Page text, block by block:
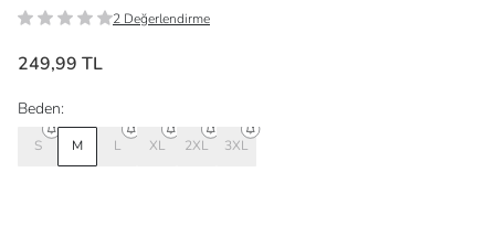
2 Değerlendirme
249,99 TL
Beden:
S M L XL 2XL 3XL